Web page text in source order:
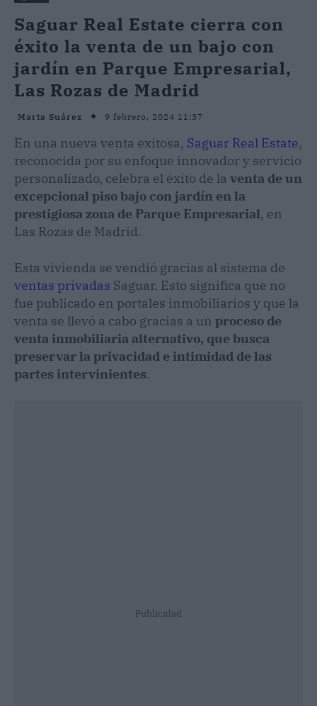
Saguar Real Estate cierra con
éxito la venta de un bajo con
jardín en Parque Empresarial,
Las Rozas de Madrid
Marta Suárez 9 febrero, 2024 11:37
En una nueva venta exitosa, Saguar Real Estate,
reconocida por su enfoque innovador y servicio
personalizado, celebra el éxito de la venta de un
excepcional piso bajo con jardín en la
prestigiosa zona de Parque Empresarial, en
Las Rozas de Madrid.
Esta vivienda se vendió gracias al sistema de
ventas privadas Saguar. Esto significa que no
fue publicado en portales inmobiliarios y que la
venta se llevó a cabo gracias a un proceso de
venta inmobiliaria alternativo, que busca
preservar la privacidad e intimidad de las
partes intervinientes.
Publicidad